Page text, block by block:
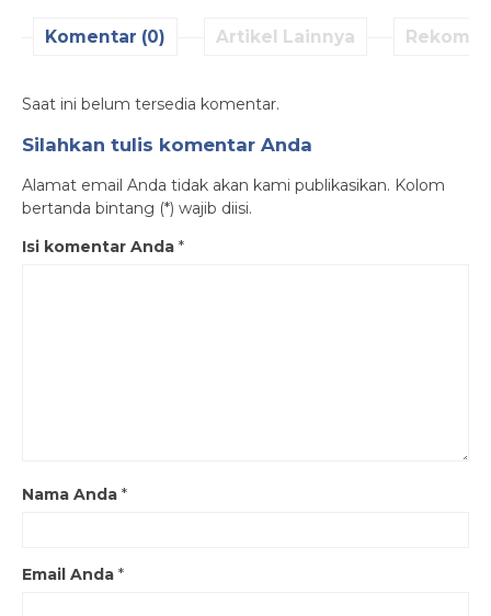
Komentar (0) Artikel Lainnya
Saat ini belum tersedia komentar.
Silahkan tulis komentar Anda
Alamat email Anda tidak akan kami publikasikan. Kolom
bertanda bintang (*) wajib diisi.
Isi komentar Anda *
Nama Anda *
Email Anda *